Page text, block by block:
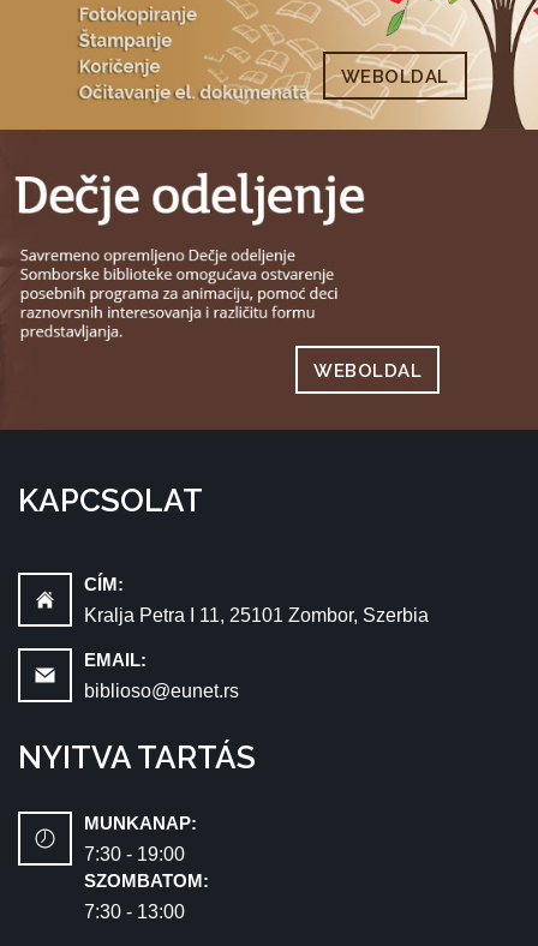
WEBOLDAL
WEBOLDAL
KAPCSOLAT
CÍM:
Kralja Petra I 11, 25101 Zombor, Szerbia
EMAIL:
biblioso@eunet.rs
NYITVA TARTÁS
MUNKANAP:
7:30 - 19:00
SZOMBATOM:
7:30 - 13:00